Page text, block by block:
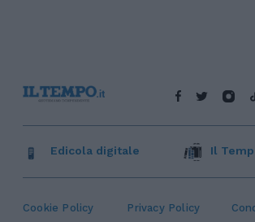
Cookie Policy Privacy Policy
Edicola digitale Il